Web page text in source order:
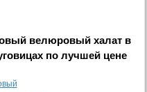
велюровый халат в
по лучшей цене